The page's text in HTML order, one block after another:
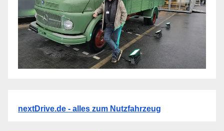
nextDrive.de - alles zum Nutzfahrzeug